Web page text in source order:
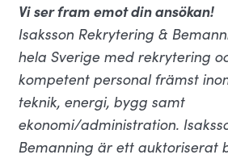
Vi ser fram emot din ansökan!
Isaksson Rekrytering &
hela Sverige med rekrytering
kompetent personal främst
teknik, energi, bygg samt
ekonomi/administration.
Bemanning är ett auktoriserat